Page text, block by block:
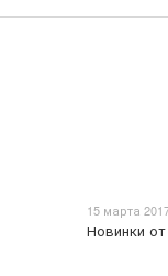
15 марта
Новинки